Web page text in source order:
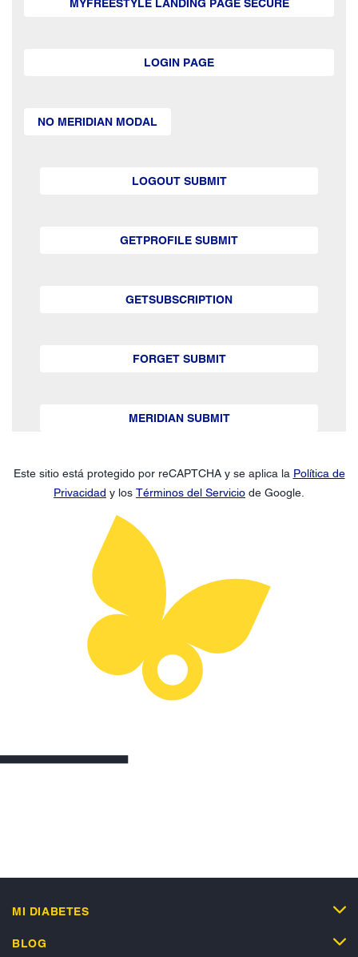
MYFREESTYLE LANDING PAGE SECURE
LOGIN PAGE
NO MERIDIAN MODAL
LOGOUT SUBMIT
GETPROFILE SUBMIT
GETSUBSCRIPTION
FORGET SUBMIT
MERIDIAN SUBMIT
Este sitio está protegido por reCAPTCHA y se aplica la Política de
Privacidad y los Términos del Servicio de Google.
MI DIABETES
BLOG